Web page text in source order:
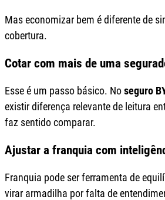
Mas economizar bem é diferente de
cobertura.
Cotar com mais de uma
Esse é um passo básico. Noseguro
existir diferença relevante de leitura
faz sentido comparar.
Ajustar a franquia com
Franquia pode ser ferramenta de
virar armadilha por falta de